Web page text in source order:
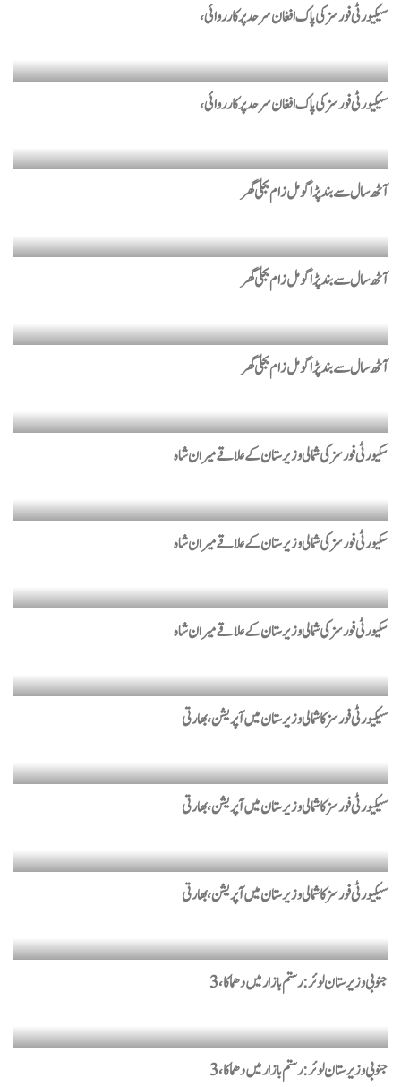
سیکیورٹی فورسز کی پاک افغان سرحد پر کارروائی،
سیکیورٹی فورسز کی پاک افغان سرحد پر کارروائی،
آٹھ سال سے بند پڑاگومل زام بجلی گھر
آٹھ سال سے بند پڑاگومل زام بجلی گھر
آٹھ سال سے بند پڑاگومل زام بجلی گھر
سکیورٹی فورسز کی شمالی وزیرستان کےعلاقے میران شاہ
سکیورٹی فورسز کی شمالی وزیرستان کےعلاقے میران شاہ
سکیورٹی فورسز کی شمالی وزیرستان کےعلاقے میران شاہ
سیکیورٹی فورسز کا شمالی وزیرستان میں آپریشن، بھارتی
سیکیورٹی فورسز کا شمالی وزیرستان میں آپریشن، بھارتی
سیکیورٹی فورسز کا شمالی وزیرستان میں آپریشن، بھارتی
جنوبی وزیرستان لوئر: رستم بازار میں دھماکا، 3
جنوبی وزیرستان لوئر: رستم بازار میں دھماکا، 3